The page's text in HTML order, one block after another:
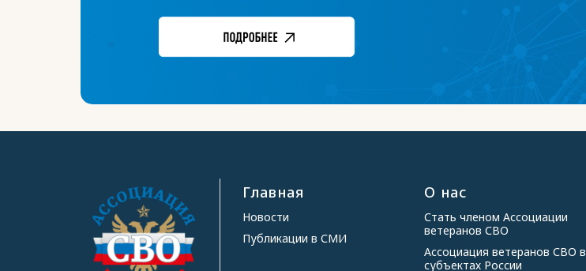
Главная
Новости
Публикации в СМИ
О нас
Стать членом Ассоциации
ветеранов СВО
Ассоциация ветеранов СВО в
субъектах России